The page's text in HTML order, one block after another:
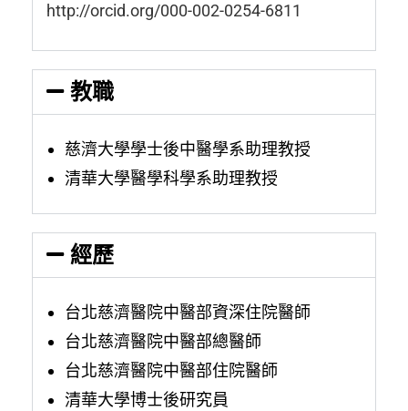
http://orcid.org/000-002-0254-6811
教職
慈濟大學學士後中醫學系助理教授
清華大學醫學科學系助理教授
經歷
台北慈濟醫院中醫部資深住院醫師
台北慈濟醫院中醫部總醫師
台北慈濟醫院中醫部住院醫師
清華大學博士後研究員